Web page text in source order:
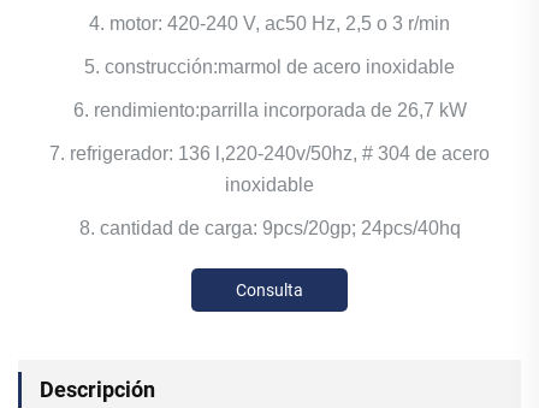
4. motor: 420-240 V, ac50 Hz, 2,5 o 3 r/min
5. construcción:marmol de acero inoxidable
6. rendimiento:parrilla incorporada de 26,7 kW
7. refrigerador: 136 l,220-240v/50hz, # 304 de acero
inoxidable
8. cantidad de carga: 9pcs/20gp; 24pcs/40hq
Consulta
Descripción